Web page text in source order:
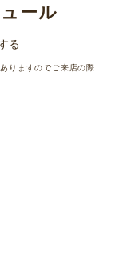
ール
る
りますのでご来店の際